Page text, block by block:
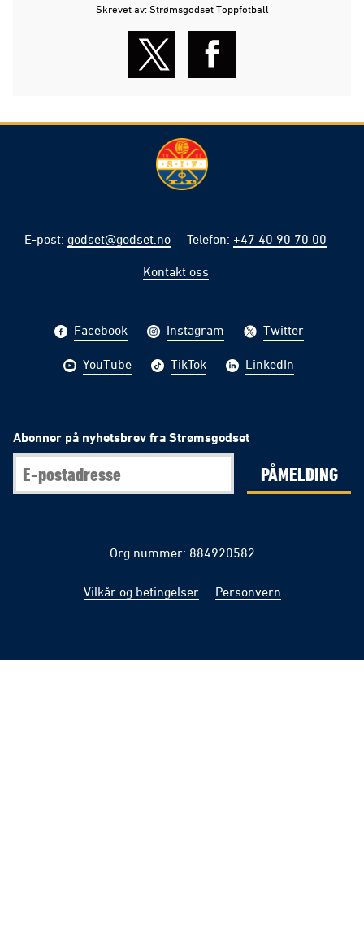
Skrevet av: Strømsgodset Toppfotball
E-post: godset@godset.no Telefon: +47 40 90 70 00
Kontakt oss
Facebook Instagram Twitter
YouTube TikTok LinkedIn
Abonner på nyhetsbrev fra Strømsgodset
PÅMELDING
Org.nummer: 884920582
Vilkår og betingelser Personvern